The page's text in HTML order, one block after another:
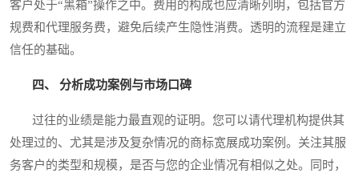
客户处于“黑箱”操作之中。费用的构成也应清晰列明，包括官方
规费和代理服务费，避免后续产生隐性消费。透明的流程是建立
信任的基础。
四、 分析成功案例与市场口碑
过往的业绩是能力最直观的证明。您可以请代理机构提供其
处理过的、尤其是涉及复杂情况的商标宽展成功案例。关注其服
务客户的类型和规模，是否与您的企业情况有相似之处。同时，